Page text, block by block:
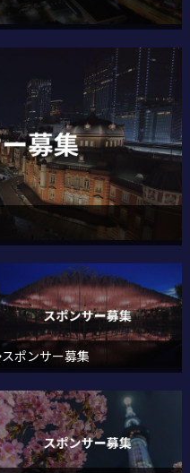
スポンサー募集